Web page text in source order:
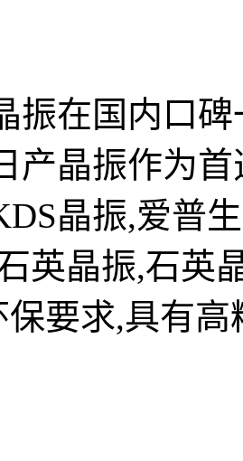
振在国内口
产晶振作为
晶振,爱普
英晶振,石英
保要求,具有